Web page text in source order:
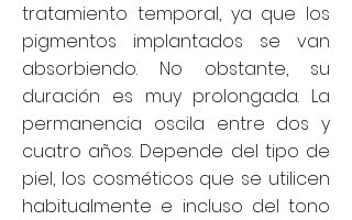
tratamiento temporal, ya que los
pigmentos implantados se van
absorbiendo. No obstante, su
duración es muy prolongada. La
permanencia oscila entre dos y
cuatro años. Depende del tipo de
piel, los cosméticos que se utilicen
habitualmente e incluso del tono